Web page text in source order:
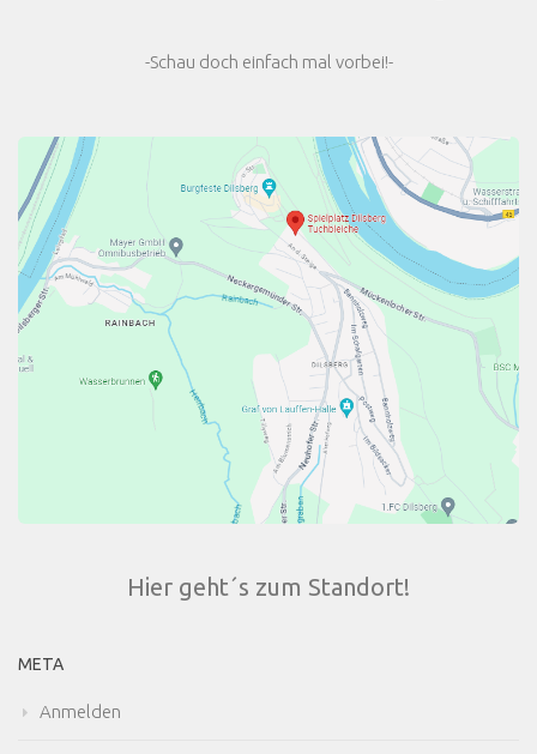
-Schau doch einfach mal vorbei!-
Hier geht´s zum Standort!
META
Anmelden